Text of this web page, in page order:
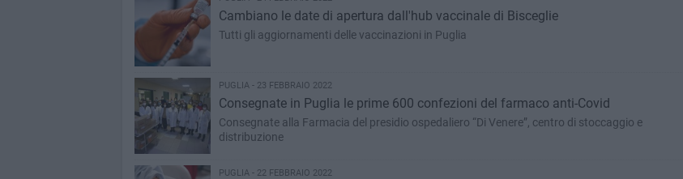
Cambiano le date di apertura dall'hub vaccinale di Bisceglie
Tutti gli aggiornamenti delle vaccinazioni in Puglia
PUGLIA - 23 FEBBRAIO 2022
Consegnate in Puglia le prime 600 confezioni del farmaco anti-Covid
Consegnate alla Farmacia del presidio ospedaliero “Di Venere”, centro di stoccaggio e
distribuzione
PUGLIA - 22 FEBBRAIO 2022